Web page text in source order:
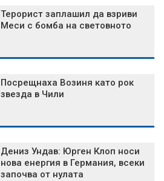
Терорист заплашил да взриви
Меси с бомба на световното
Посрещнаха Возиня като рок
звезда в Чили
Дениз Ундав: Юрген Клоп носи
нова енергия в Германия, всеки
започва от нулата